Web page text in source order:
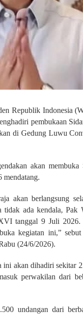
Republik Indonesia
pembukaan
di Gedung Luwu
akan membuka
mendatang.
akan berlangsung
ada kendala, Pak
tanggal 9 Juli 2026.
kegiatan ini,”
(24/6/2026).
akan dihadiri sekitar
perwakilan dari
undangan dari
Di